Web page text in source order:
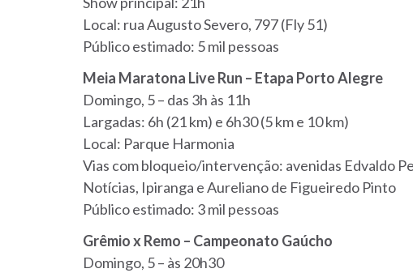
Local: rua Augusto Severo, 797 (Fly 51)
Público estimado: 5 mil pessoas
Meia Maratona Live Run – Etapa Porto Alegre
Domingo, 5 – das 3h às 11h
Largadas: 6h (21 km) e 6h30 (5 km e 10 km)
Local: Parque Harmonia
Vias com bloqueio/intervenção: avenidas Edvaldo
Notícias, Ipiranga e Aureliano de Figueiredo Pinto
Público estimado: 3 mil pessoas
Grêmio x Remo – Campeonato Gaúcho
Domingo, 5 – às 20h30